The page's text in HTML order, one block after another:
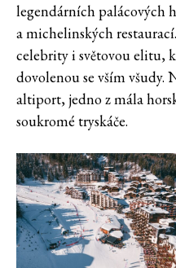
legendárních palácových
a michelinských
celebrity i světovou elitu,
dovolenou se vším všudy.
altiport, jedno z mála
soukromé tryskáče.